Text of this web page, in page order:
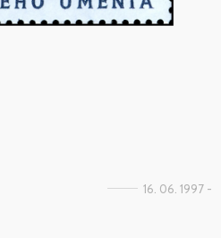
16. 06. 1997 -